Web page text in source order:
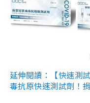
延伸閱讀：【快速測
毒抗原快速測試劑！